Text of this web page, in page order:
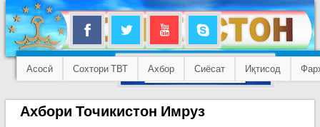
Асосӣ Сохтори ТВТ Ахбор Сиёсат Иқтисод
Ахбори Точикистон Имруз